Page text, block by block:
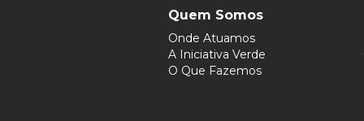
Quem Somos
Onde Atuamos
A Iniciativa Verde
O Que Fazemos